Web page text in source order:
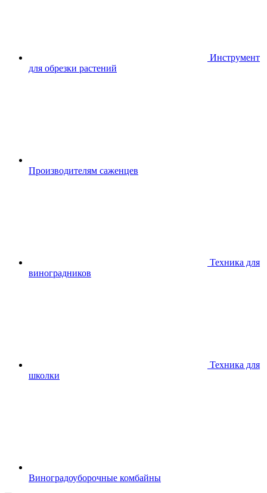
Инструмент
для обрезки растений
Производителям саженцев
Техника для
виноградников
Техника для
школки
Виноградоуборочные комбайны